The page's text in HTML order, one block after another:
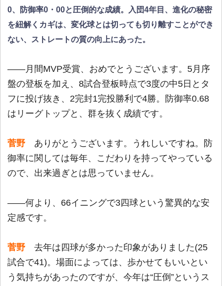
0、防御率0・00と圧倒的な成績。入団4年目、進化の秘密
を紐解くカギは、変化球とは切っても切り離すことができ
ない、ストレートの質の向上にあった。
――月間MVP受賞、おめでとうございます。5月序
盤の登板を加え、8試合登板時点で3度の中5日とタ
フに投げ抜き、2完封1完投勝利で4勝。防御率0.68
はリーグトップと、群を抜く成績です。
菅野 ありがとうございます。うれしいですね。防
御率に関しては毎年、こだわりを持ってやっている
ので、出来過ぎとは思っていません。
――何より、66イニングで3四球という驚異的な安
定感です。
菅野 去年は四球が多かった印象がありました(25
試合で41)。場面によっては、歩かせてもいいとい
う気持ちがあったのですが、今年は“圧倒”というス